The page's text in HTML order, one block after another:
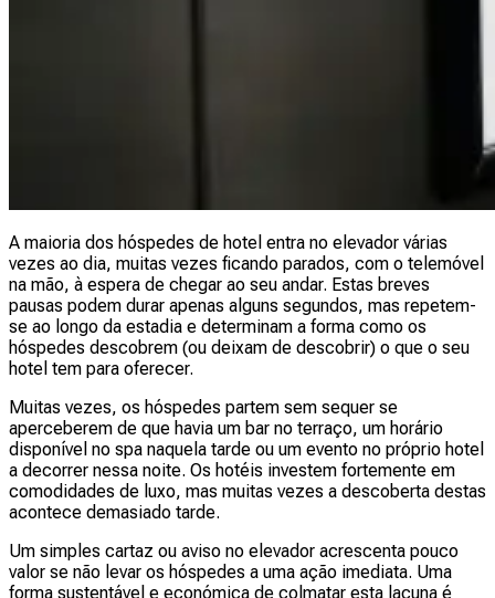
A maioria dos hóspedes de hotel entra no elevador várias
vezes ao dia, muitas vezes ficando parados, com o telemóvel
na mão, à espera de chegar ao seu andar. Estas breves
pausas podem durar apenas alguns segundos, mas repetem-
se ao longo da estadia e determinam a forma como os
hóspedes descobrem (ou deixam de descobrir) o que o seu
hotel tem para oferecer.
Muitas vezes, os hóspedes partem sem sequer se
aperceberem de que havia um bar no terraço, um horário
disponível no spa naquela tarde ou um evento no próprio hotel
a decorrer nessa noite. Os hotéis investem fortemente em
comodidades de luxo, mas muitas vezes a descoberta destas
acontece demasiado tarde.
Um simples cartaz ou aviso no elevador acrescenta pouco
valor se não levar os hóspedes a uma ação imediata. Uma
forma sustentável e económica de colmatar esta lacuna é